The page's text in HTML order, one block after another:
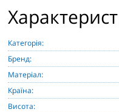
Категорія:
Бренд:
Матеріал:
Країна:
Висота: